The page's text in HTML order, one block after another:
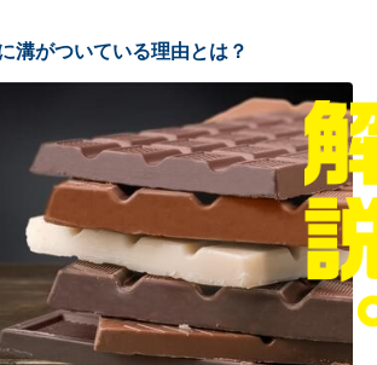
溝がついている理由とは？